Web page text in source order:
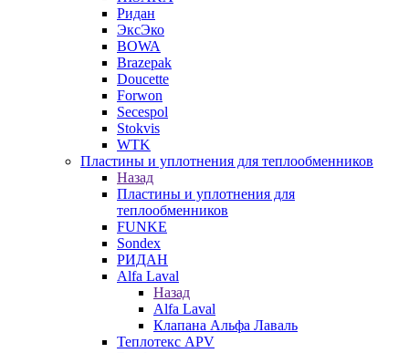
Ридан
ЭксЭко
BOWA
Brazepak
Doucette
Forwon
Secespol
Stokvis
WTK
Пластины и уплотнения для теплообменников
Назад
Пластины и уплотнения для
теплообменников
FUNKE
Sondex
РИДАН
Alfa Laval
Назад
Alfa Laval
Клапана Альфа Лаваль
Теплотекс APV